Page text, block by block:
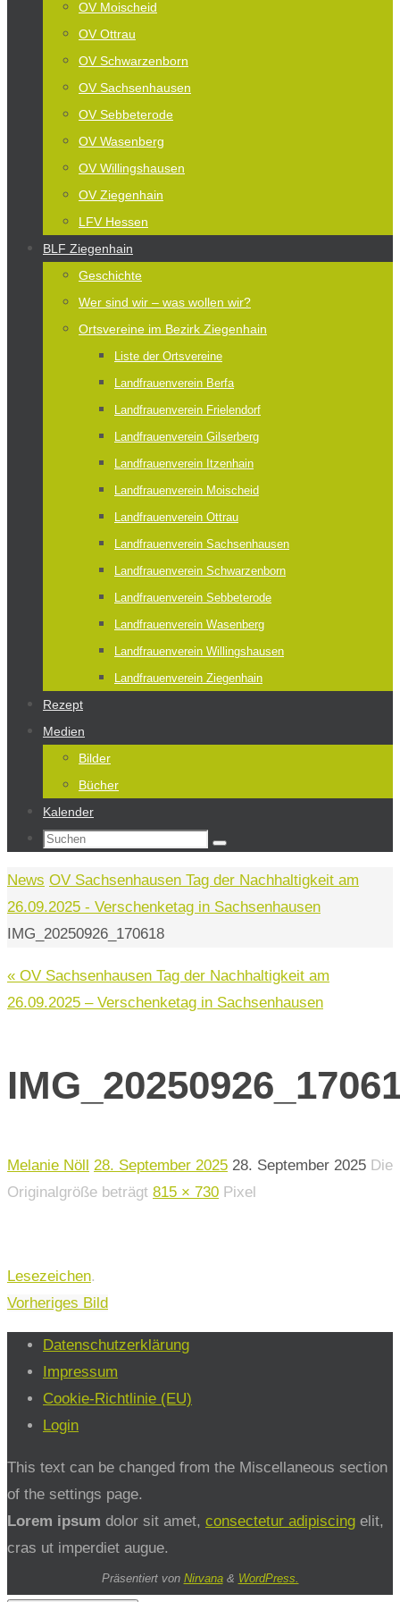
OV Moischeid
OV Ottrau
OV Schwarzenborn
OV Sachsenhausen
OV Sebbeterode
OV Wasenberg
OV Willingshausen
OV Ziegenhain
LFV Hessen
BLF Ziegenhain
Geschichte
Wer sind wir – was wollen wir?
Ortsvereine im Bezirk Ziegenhain
Liste der Ortsvereine
Landfrauenverein Berfa
Landfrauenverein Frielendorf
Landfrauenverein Gilserberg
Landfrauenverein Itzenhain
Landfrauenverein Moischeid
Landfrauenverein Ottrau
Landfrauenverein Sachsenhausen
Landfrauenverein Schwarzenborn
Landfrauenverein Sebbeterode
Landfrauenverein Wasenberg
Landfrauenverein Willingshausen
Landfrauenverein Ziegenhain
Rezept
Medien
Bilder
Bücher
Kalender
Suchen
Suchen
Start
News OV Sachsenhausen Tag der Nachhaltigkeit am
26.09.2025 - Verschenketag in Sachsenhausen
IMG_20250926_170618
« OV Sachsenhausen Tag der Nachhaltigkeit am
26.09.2025 – Verschenketag in Sachsenhausen
Melanie Nöll 28. September 2025 28. September 2025 Die
Originalgröße beträgt 815 × 730 Pixel
Lesezeichen.
Vorheriges Bild
Datenschutzerklärung
Impressum
Cookie-Richtlinie (EU)
Login
This text can be changed from the Miscellaneous section
of the settings page.
Lorem ipsum dolor sit amet, consectetur adipiscing elit,
cras ut imperdiet augue.
Präsentiert von Nirvana& WordPress.